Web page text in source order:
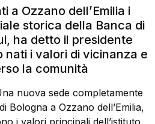
a Ozzano dell’Emilia i
storica della Banca di
ha detto il presidente
nati i valori di vicinanza e
la comunità
nuova sede completamente
Bologna a Ozzano dell’Emilia,
i valori principali dell’istituto